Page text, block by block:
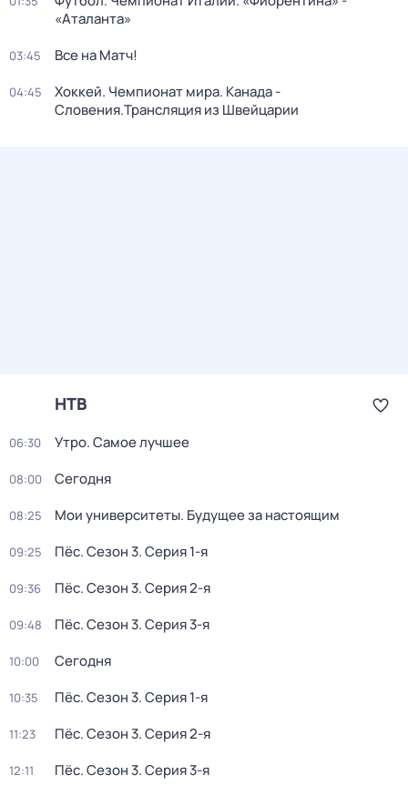
«Аталанта»
03:45 Все на Матч!
04:45
Хоккей. Чемпионат мира. Канада -
Словения.Трансляция из Швейцарии
НТВ
06:30 Утро. Самое лучшее
08:00 Сегодня
08:25 Мои университеты. Будущее за настоящим
09:25 Пёс. Сезон 3. Серия 1-я
09:36 Пёс. Сезон 3. Серия 2-я
09:48 Пёс. Сезон 3. Серия 3-я
10:00 Сегодня
10:35 Пёс. Сезон 3. Серия 1-я
11:23 Пёс. Сезон 3. Серия 2-я
12:11 Пёс. Сезон 3. Серия 3-я